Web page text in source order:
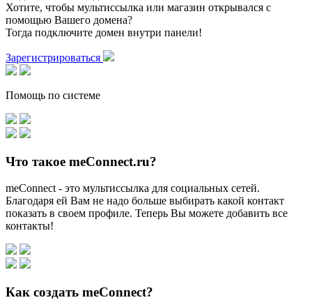
Хотите, чтобы мультиссылка или магазин открывался с
помощью Вашего домена?
Тогда подключите домен внутри панели!
Зарегистрироваться
Помощь по системе
Что такое meConnect.ru?
meConnect - это мультиссылка для социальных сетей.
Благодаря ей Вам не надо больше выбирать какой контакт
показать в своем профиле. Теперь Вы можете добавить все
контакты!
Как создать meConnect?